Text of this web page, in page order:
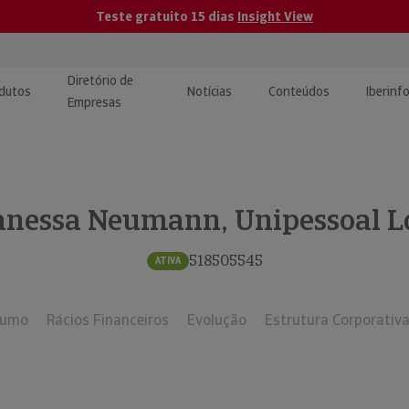
Teste gratuito 15 dias Insight View
e Monitorização de
Diretório de
Empresas
Notícias Conteúdos
| Estudos e
Neumann, Unipessoal
ATIVA 518505545
Rácios Financeiros Evolução Estrutura Corporativa